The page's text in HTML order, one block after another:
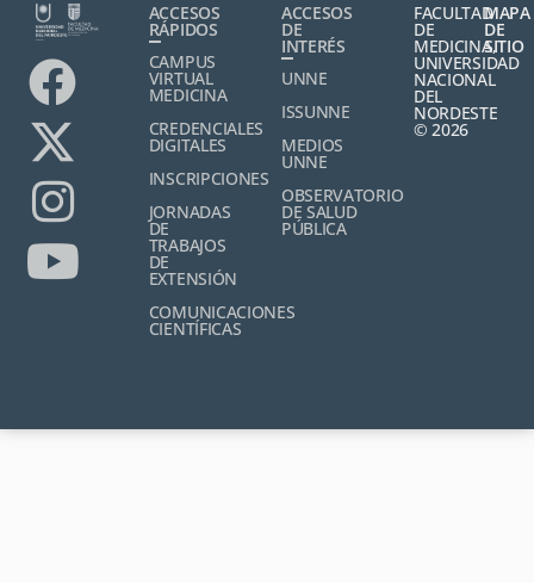
ACCESOS
RÁPIDOS
CAMPUS
VIRTUAL
MEDICINA
CREDENCIALES
DIGITALES
INSCRIPCIONES
JORNADAS
DE
TRABAJOS
DE
EXTENSIÓN
COMUNICACIONES
CIENTÍFICAS
ACCESOS
DE
INTERÉS
UNNE
ISSUNNE
MEDIOS
UNNE
OBSERVATORIO
DE SALUD
PÚBLICA
FACULTAD
DE
MEDICINA,
UNIVERSIDAD
NACIONAL
DEL
NORDESTE
© 2026
MAPA
DE
SITIO